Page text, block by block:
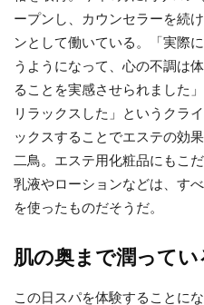
ープンし、カウンセラーを続
ンとして働いている。「実際
うようになって、心の不調は
ることを実感させられました
リラックスした」というクラ
ックスすることでエステの効
二鳥。エステ用化粧品にもこ
乳液やローションなどは、す
を使ったものだそうだ。
肌の奥まで潤ってい
この日スパを体験することに